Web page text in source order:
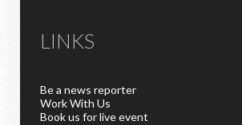
LINKS
Be a news reporter
Work With Us
Book us for live event